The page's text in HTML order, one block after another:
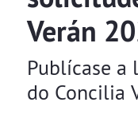
Verán
Publícase a
do Concilia